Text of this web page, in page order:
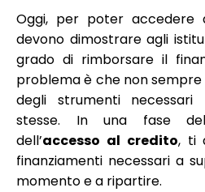
Oggi, per poter accedere
devono dimostrare agli
grado di rimborsare il
problema è che non
degli strumenti
stesse. In una fase
dell’accesso al credito, ti
finanziamenti necessari a
momento e a ripartire.